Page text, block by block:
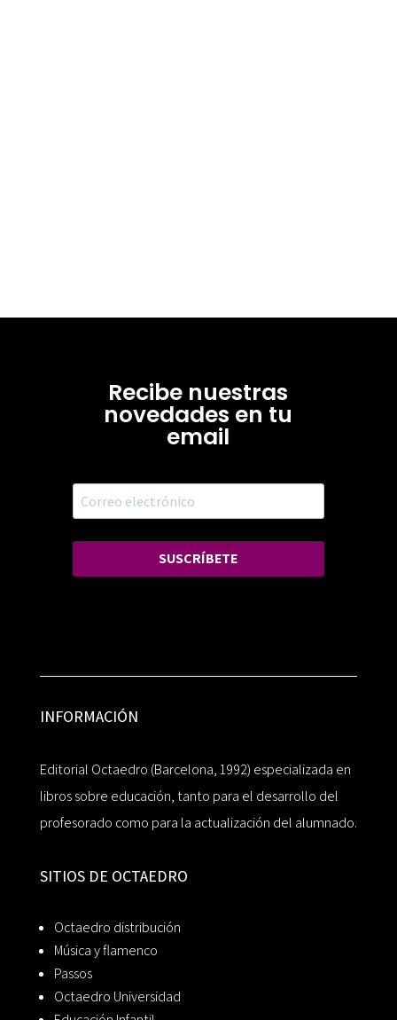
Recibe nuestras
novedades en tu
email
SUSCRÍBETE
INFORMACIÓN
Editorial Octaedro (Barcelona, 1992) especializada en
libros sobre educación, tanto para el desarrollo del
profesorado como para la actualización del alumnado.
SITIOS DE OCTAEDRO
Octaedro distribución
Música y flamenco
Passos
Octaedro Universidad